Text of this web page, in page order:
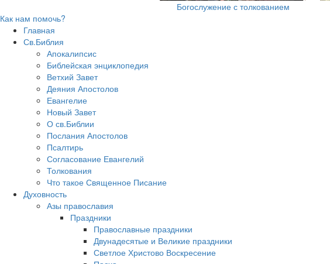
Богослужение с толкованием
Как нам помочь?
Главная
Св.Библия
Апокалипсис
Библейская энциклопедия
Ветхий Завет
Деяния Апостолов
Евангелие
Новый Завет
О св.Библии
Послания Апостолов
Псалтирь
Согласование Евангелий
Толкования
Что такое Священное Писание
Духовность
Азы православия
Праздники
Православные праздники
Двунадесятые и Великие праздники
Светлое Христово Воскресение